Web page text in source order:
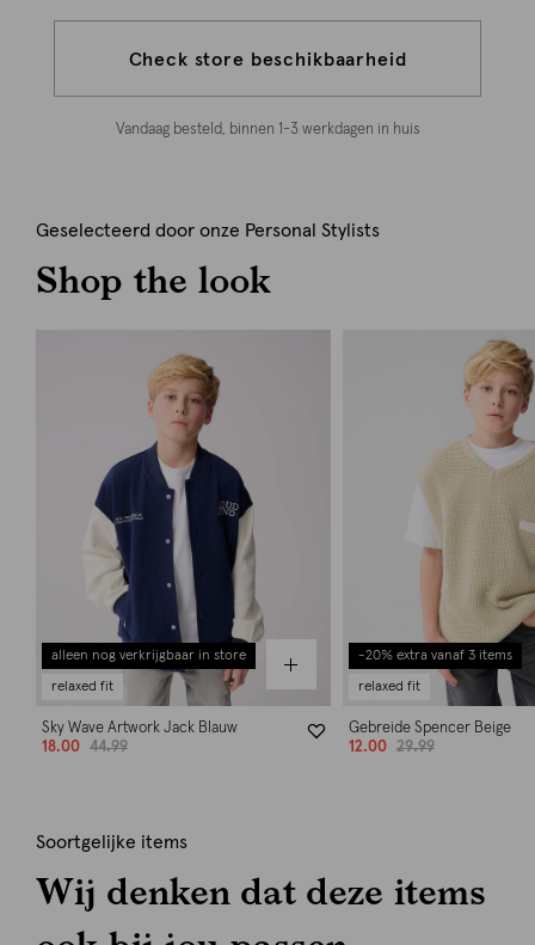
Check store beschikbaarheid
Vandaag besteld, binnen 1-3 werkdagen in huis
Geselecteerd door onze Personal Stylists
Shop the look
alleen nog verkrijgbaar in store
relaxed fit
Sky Wave Artwork Jack Blauw
18.00
44.99
-20% extra vanaf 3 items
relaxed fit
Gebreide Spencer Beige
12.00
29.99
Soortgelijke items
Wij denken dat deze items